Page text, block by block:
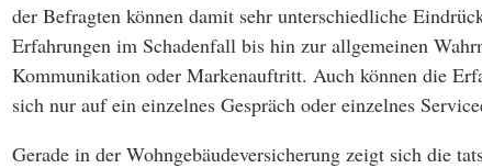
der Befragten können damit sehr unterschiedliche
Erfahrungen im Schadenfall bis hin zur allgemeinen
Kommunikation oder Markenauftritt. Auch können die
sich nur auf ein einzelnes Gespräch oder einzelnes
Gerade in der Wohngebäudeversicherung zeigt sich die